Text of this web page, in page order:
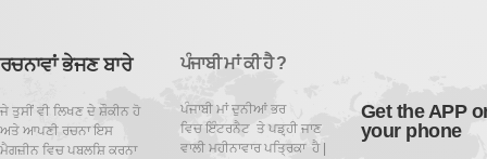
ਰਚਨਾਵਾਂ ਭੇਜਣ ਬਾਰੇ
ਜੇ ਤੁਸੀਂ ਵੀ ਲਿਖਣ ਦੇ ਸ਼ੌਕੀਨ ਹੋ
ਅਤੇ ਆਪਣੀ ਰਚਨਾ ਇਸ
ਮੈਗਜ਼ੀਨ ਵਿਚ ਪਬਲਸ਼ਿ ਕਰਨਾ
ਪੰਜਾਬੀ ਮਾਂ ਕੀ ਹੈ ?
ਪੰਜਾਬੀ ਮਾਂ ਦੁਨੀਆਂ ਭਰ
ਵਿਚ ਇੰਟਰਨੈਟ ਤੇ ਪਡ਼੍ਹੀ ਜਾਣ
ਵਾਲੀ ਮਹੀਨਾਵਾਰ ਪਤ੍ਰਿਕਾ ਹੈ |
Get the APP
your phone